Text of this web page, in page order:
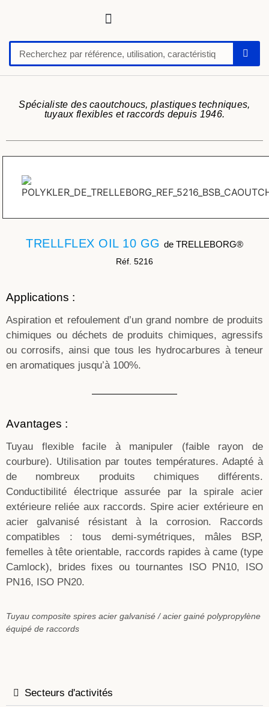
Spécialiste des caoutchoucs, plastiques techniques,
tuyaux flexibles et raccords depuis 1946.
TRELLFLEX OIL 10 GG de TRELLEBORG®
Réf. 5216
Applications :
Aspiration et refoulement d’un grand nombre de produits
chimiques ou déchets de produits chimiques, agressifs
ou corrosifs, ainsi que tous les hydrocarbures à teneur
en aromatiques jusqu’à 100%.
Avantages :
Tuyau flexible facile à manipuler (faible rayon de
courbure). Utilisation par toutes températures. Adapté à
de nombreux produits chimiques différents.
Conductibilité électrique assurée par la spirale acier
extérieure reliée aux raccords. Spire acier extérieure en
acier galvanisé résistant à la corrosion. Raccords
compatibles : tous demi-symétriques, mâles BSP,
femelles à tête orientable, raccords rapides à came (type
Camlock), brides fixes ou tournantes ISO PN10, ISO
PN16, ISO PN20.
Tuyau composite spires acier galvanisé / acier gainé polypropylène
équipé de raccords
Secteurs d'activités